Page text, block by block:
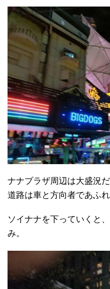
ナナプラザ周辺は大盛況だ
道路は車と方向者であふ
ソイナナを下っていくと
み。